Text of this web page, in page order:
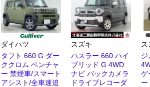
ダイハツ
タフト 660 G ダー
ククロム ベンチャ
ー 禁煙車/スマート
アシスト/全車速追
スズキ
ハスラー 660 ハイ
ブリッド G 4WD
ナビ バックカメラ
ドライブレコーダ
ス
ジ
ゲ
ー